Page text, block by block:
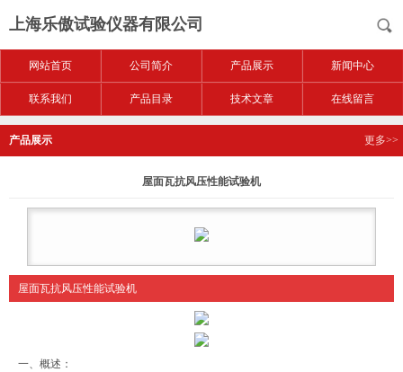
上海乐傲试验仪器有限公司
网站首页 公司简介 产品展示 新闻中心
联系我们 产品目录 技术文章 在线留言
产品展示 更多>>
屋面瓦抗风压性能试验机
屋面瓦抗风压性能试验机
一、概述：